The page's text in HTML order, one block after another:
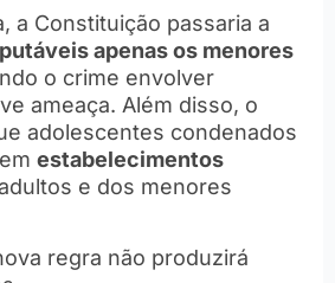
a Constituição passaria a
apenas os menores
o crime envolver
ameaça. Além disso, o
adolescentes condenados
estabelecimentos
e dos menores
regra não produzirá